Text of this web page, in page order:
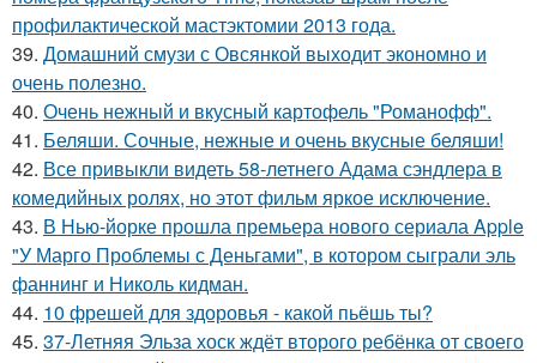
профилактической мастэктомии 2013 года.
39. Домашний смузи с Овсянкой выходит экономно и
очень полезно.
40. Очень нежный и вкусный картофель "Романофф".
41. Беляши. Сочные, нежные и очень вкусные беляши!
42. Все привыкли видеть 58-летнего Адама сэндлера в
комедийных ролях, но этот фильм яркое исключение.
43. В Нью-йорке прошла премьера нового сериала Apple
"У Марго Проблемы с Деньгами", в котором сыграли эль
фаннинг и Николь кидман.
44. 10 фрешей для здоровья - какой пьёшь ты?
45. 37-Летняя Эльза хоск ждёт второго ребёнка от своего